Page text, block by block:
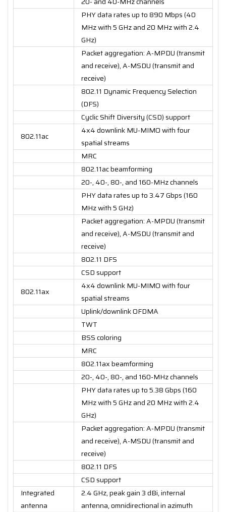
PHY data rates up to 890 Mbps (40
MHz with 5 GHz and 20 MHz with 2.4
GHz)
Packet aggregation: A-MPDU (transmit
and receive), A-MSDU (transmit and
receive)
802.11 Dynamic Frequency Selection
(DFS)
Cyclic Shift Diversity (CSD) support
802.11ac
4x4 downlink MU-MIMO with four
spatial streams
MRC
802.11ac beamforming
20-, 40-, 80-, and 160-MHz channels
PHY data rates up to 3.47 Gbps (160
MHz with 5 GHz)
Packet aggregation: A-MPDU (transmit
and receive), A-MSDU (transmit and
receive)
802.11 DFS
CSD support
802.11ax
4x4 downlink MU-MIMO with four
spatial streams
Uplink/downlink OFDMA
TWT
BSS coloring
MRC
802.11ax beamforming
20-, 40-, 80-, and 160-MHz channels
PHY data rates up to 5.38 Gbps (160
MHz with 5 GHz and 20 MHz with 2.4
GHz)
Packet aggregation: A-MPDU (transmit
and receive), A-MSDU (transmit and
receive)
802.11 DFS
CSD support
Integrated
antenna
2.4 GHz, peak gain 3 dBi, internal
antenna, omnidirectional in azimuth